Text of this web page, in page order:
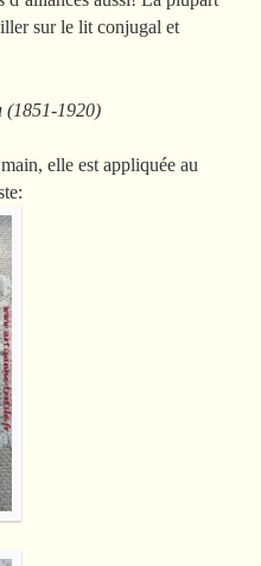
sur le lit conjugal et
(1851-1920)
elle est appliquée au